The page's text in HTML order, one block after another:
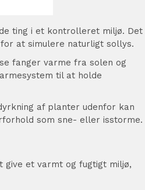
ting i et kontrolleret miljø. Det
at simulere naturligt sollys.
fanger varme fra solen og
til at holde
af planter udenfor kan
som sne- eller isstorme.
give et varmt og fugtigt miljø,